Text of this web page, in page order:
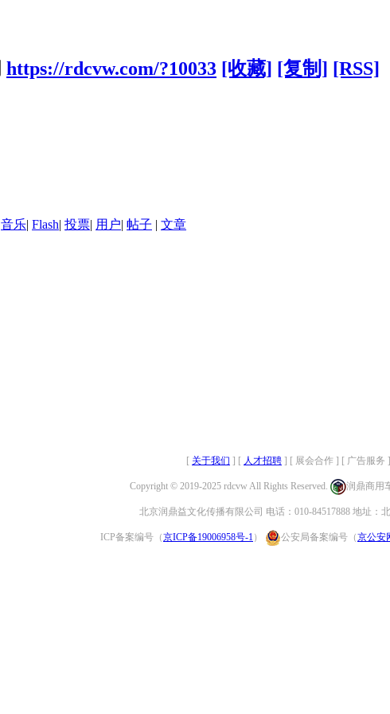
https://rdcvw.com/?10033 [收藏] [复制] [RSS]
音乐| Flash| 投票| 用户| 帖子 | 文章
[ 关于我们 ] [ 人才招聘 ] [ 展会合作 ] [ 广告服务
Copyright © 2019-2025 rdcvw All Rights Reserved. 润鼎商用
北京润鼎益文化传播有限公司 电话：010-84517888 地址：
ICP备案编号（京ICP备19006958号-1 ） 公安局备案编号（京公安